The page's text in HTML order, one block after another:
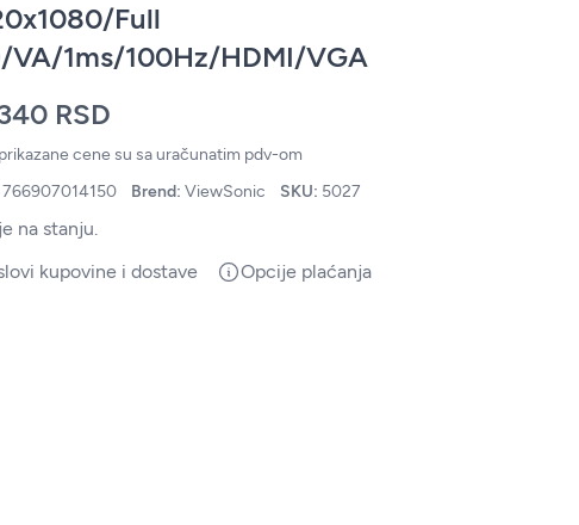
Full
VA/1ms/100Hz/HDMI/VGA
RSD
cene su sa uračunatim pdv-om
766907014150 Brend: ViewSonic SKU: 5027
na stanju.
kupovine i dostave
Opcije plaćanja